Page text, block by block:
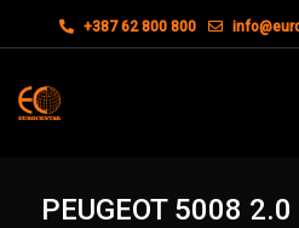
+387 62 800 800
PEUGEOT 5008